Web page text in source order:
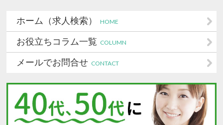
ホーム（求人検索）HOME
お役立ちコラム一覧 COLUMN
メールでお問合せ CONTACT